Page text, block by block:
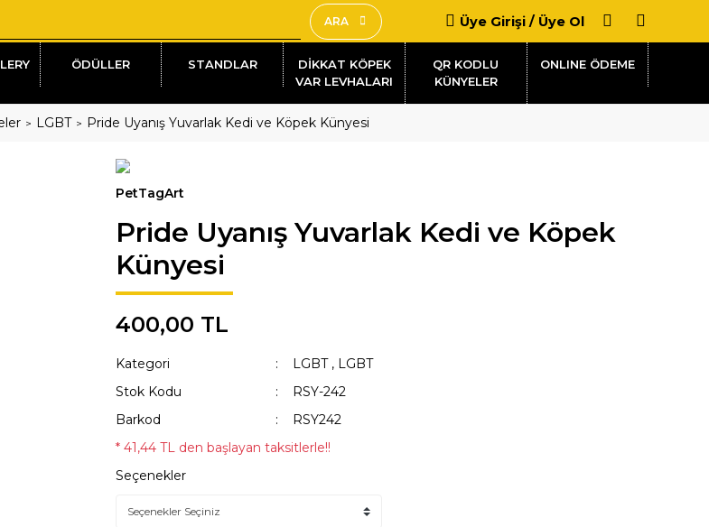
ARA Üye Girişi / Üye Ol
ÖDÜLLER STANDLAR
DİKKAT KÖPEK
VAR LEVHALARI
QR KODLU
KÜNYELER
LGBT Pride Uyanış Yuvarlak Kedi ve Köpek Künyesi
PetTagArt
Pride Uyanış Yuvarlak Kedi ve Köpek
Künyesi
400,00 TL
Kategori LGBT , LGBT
Stok Kodu
RSY-242
Barkod
RSY242
* 41,44 TL den başlayan taksitlerle!!
Seçenekler